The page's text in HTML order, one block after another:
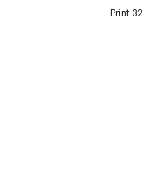
Print